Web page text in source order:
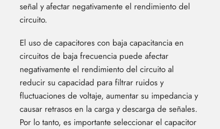
señal y afectar negativamente el rendimiento del
circuito.
El uso de capacitores con baja capacitancia en
circuitos de baja frecuencia puede afectar
negativamente el rendimiento del circuito al
reducir su capacidad para filtrar ruidos y
fluctuaciones de voltaje, aumentar su impedancia y
causar retrasos en la carga y descarga de señales.
Por lo tanto, es importante seleccionar el capacitor